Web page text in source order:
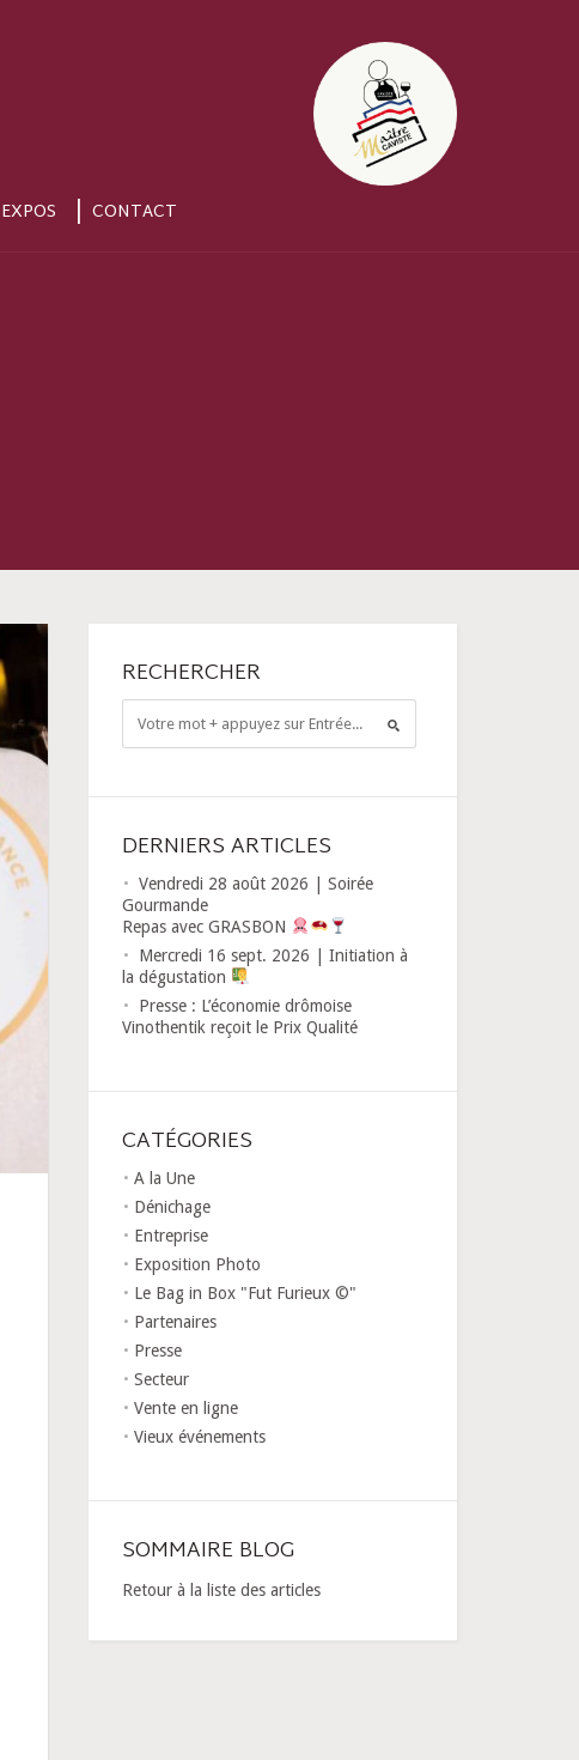
EXPOS CONTACT
RECHERCHER
DERNIERS ARTICLES
Vendredi 28 août 2026 | Soirée
Gourmande
Repas avec GRASBON
Mercredi 16 sept. 2026 | Initiation à
la dégustation
Presse : L’économie drômoise
Vinothentik reçoit le Prix Qualité
CATÉGORIES
A la Une
Dénichage
Entreprise
Exposition Photo
Le Bag in Box "Fut Furieux ©"
Partenaires
Presse
Secteur
Vente en ligne
Vieux événements
SOMMAIRE BLOG
Retour à la liste des articles